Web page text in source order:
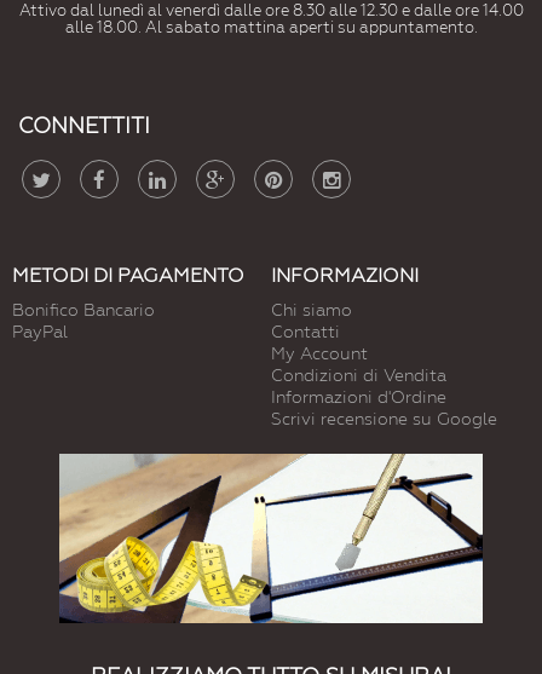
Attivo dal lunedì al venerdì dalle ore 8.30 alle 12.30 e dalle ore 14.00
alle 18.00. Al sabato mattina aperti su appuntamento.
CONNETTITI
METODI DI PAGAMENTO
Bonifico Bancario
PayPal
INFORMAZIONI
Chi siamo
Contatti
My Account
Condizioni di Vendita
Informazioni d'Ordine
Scrivi recensione su Google